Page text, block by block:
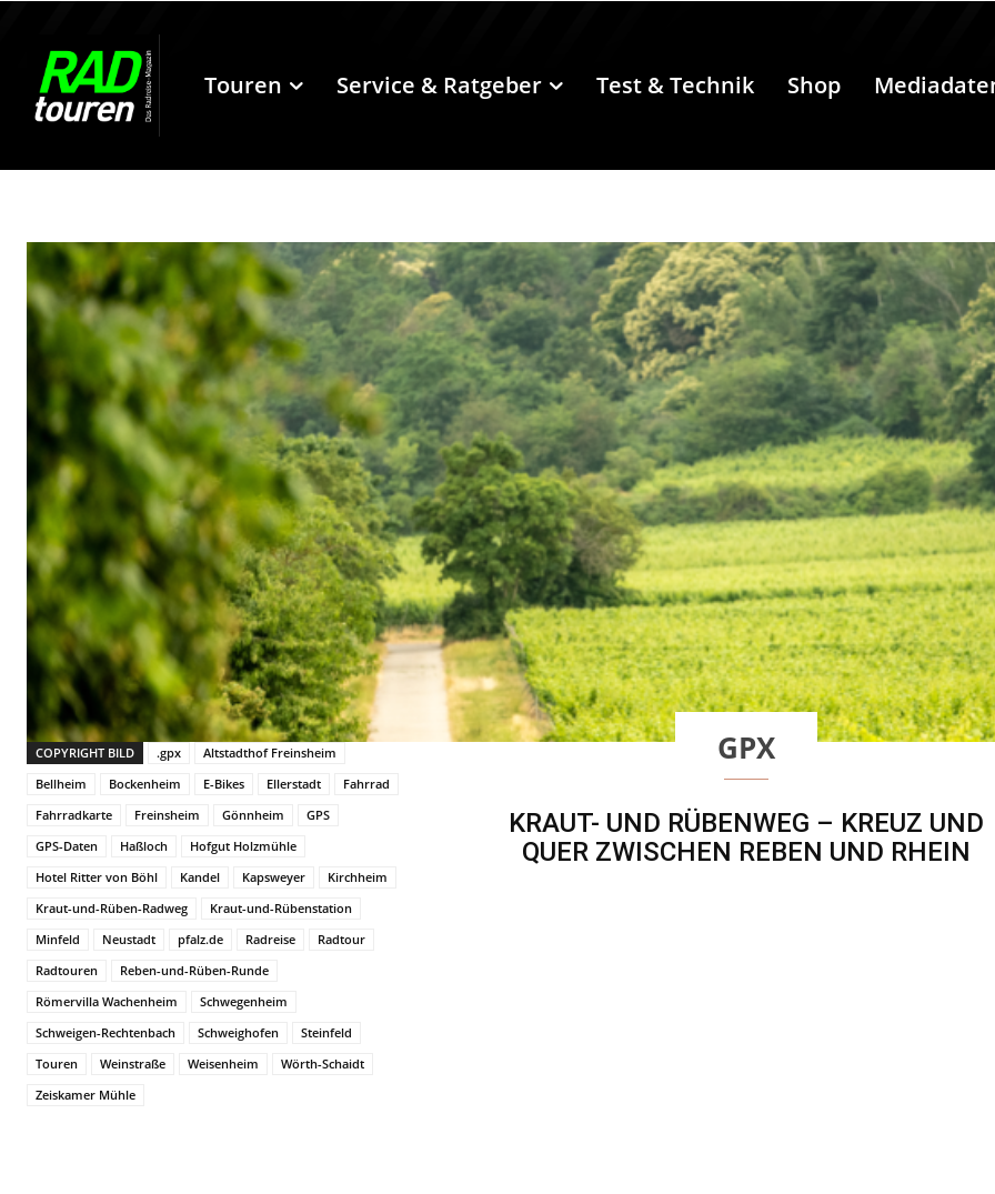
Touren Service & Ratgeber Test & Technik Shop
COPYRIGHT BILD .gpx
Altstadthof Freinsheim
Bellheim
Bockenheim E-Bikes Ellerstadt
Fahrrad
Fahrradkarte
Freinsheim Gönnheim
GPS
GPS-Daten
Haßloch
Hofgut Holzmühle
Hotel Ritter von Böhl
Kandel Kapsweyer
Kirchheim
Kraut-und-Rüben-Radweg
Kraut-und-Rübenstation
Minfeld
Neustadt pfalz.de Radreise
Radtour
Radtouren
Reben-und-Rüben-Runde
Römervilla Wachenheim
Schwegenheim
Schweigen-Rechtenbach
Schweighofen
Steinfeld
Touren
Weinstraße Weisenheim
Wörth-Schaidt
Zeiskamer Mühle
GPX
KRAUT- UND RÜBENWEG – KREUZ UND
QUER ZWISCHEN REBEN UND RHEIN